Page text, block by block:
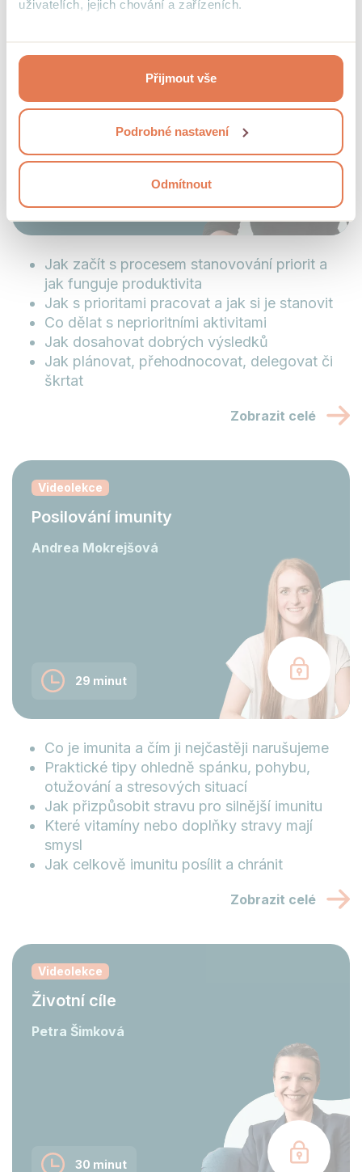
uživatelích, jejich chování a zařízeních.
souhlasíte s tím, že tyto informace budeme sdílet se
třetími stranami, např. s partnery zajišťujícími analytiku
našich stránek nebo provozovateli reklamních systémů.
Projděte si podrobný přehled cookies a
Přijmout vše
Podrobné nastavení
Odmítnout
Videolekce
Jak začít s procesem stanovování priorit a
jak funguje produktivita
Jak s prioritami pracovat a jak si je stanovit
Co dělat s neprioritními aktivitami
Jak dosahovat dobrých výsledků
Jak plánovat, přehodnocovat, delegovat či
škrtat
Zobrazit celé
Videolekce
Posilování imunity
Andrea Mokrejšová
29 minut
Co je imunita a čím ji nejčastěji narušujeme
Praktické tipy ohledně spánku, pohybu,
otužování a stresových situací
Jak přizpůsobit stravu pro silnější imunitu
Které vitamíny nebo doplňky stravy mají
smysl
Jak celkově imunitu posílit a chránit
Zobrazit celé
Videolekce
Životní cíle
Petra Šimková
30 minut